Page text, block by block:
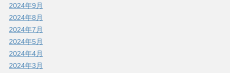
2024年9月
2024年8月
2024年7月
2024年5月
2024年4月
2024年3月